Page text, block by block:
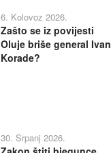
6. Kolovoz 2026.
Zašto se iz povijesti
Oluje briše general Ivan
Korade?
30. Srpanj 2026.